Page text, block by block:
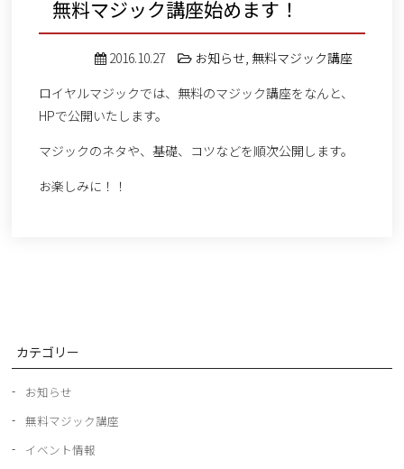
無料マジック講座始めます！
2016.10.27 お知らせ, 無料マジック講座
ロイヤルマジックでは、無料のマジック講座をなんと、
HPで公開いたします。
マジックのネタや、基礎、コツなどを順次公開します。
お楽しみに！！
カテゴリー
お知らせ
無料マジック講座
イベント情報